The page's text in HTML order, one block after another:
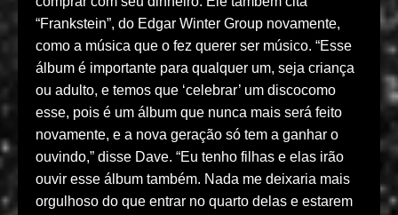
“Frankstein”, do Edgar Winter Group novamente,
como a música que o fez querer ser músico. “Esse
álbum é importante para qualquer um, seja criança
ou adulto, e temos que ‘celebrar’ um discocomo
esse, pois é um álbum que nunca mais será feito
novamente, e a nova geração só tem a ganhar o
ouvindo,” disse Dave. “Eu tenho filhas e elas irão
ouvir esse álbum também. Nada me deixaria mais
orgulhoso do que entrar no quarto delas e estarem